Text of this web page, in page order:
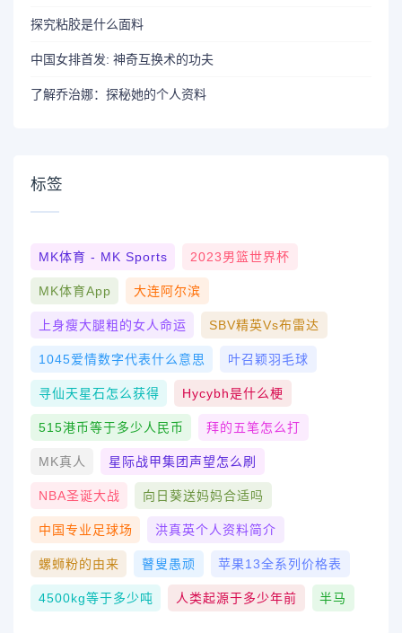
探究粘胶是什么面料
中国女排首发: 神奇互换术的功夫
了解乔治娜：探秘她的个人资料
标签
MK体育 - MK Sports 2023男篮世界杯
MK体育App 大连阿尔滨
上身瘦大腿粗的女人命运 SBV精英vs布雷达
1045爱情数字代表什么意思 叶召颖羽毛球
寻仙天星石怎么获得 Hycybh是什么梗
515港币等于多少人民币 拜的五笔怎么打
MK真人 星际战甲集团声望怎么刷
NBA圣诞大战 向日葵送妈妈合适吗
中国专业足球场 洪真英个人资料简介
螺蛳粉的由来 瞽叟愚顽 苹果13全系列价格表
4500kg等于多少吨 人类起源于多少年前 半马